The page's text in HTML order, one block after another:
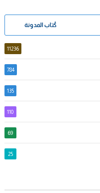
كُتاب المدونة
11236
784
135
110
69
25